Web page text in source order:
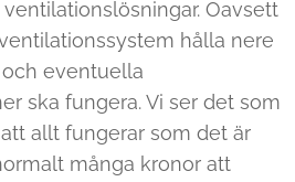
Oavsett
hålla nere
eventuella
ska fungera. Vi ser det som
allt fungerar som det är
många kronor att